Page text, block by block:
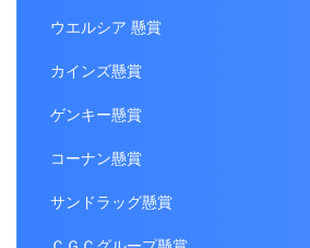
ウエルシア 懸賞
カインズ懸賞
ゲンキー懸賞
コーナン懸賞
サンドラッグ懸賞